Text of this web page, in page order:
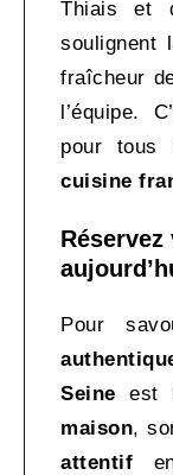
Thiais et
soulignent
fraîcheur
l’équipe.
pour tous
cuisine
Pour
Seine est
maison,
attentif